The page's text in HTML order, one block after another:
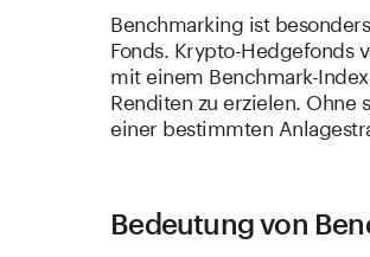
Benchmarking ist
Fonds. Krypto-Hedgefonds
mit einem Benchmark-
Renditen zu erzielen.
einer bestimmten
Bedeutung von